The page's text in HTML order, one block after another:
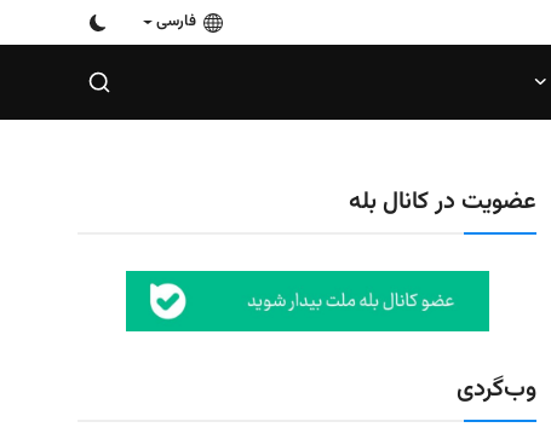
فارسی
عضویت در کانال بله
وب‌گردی